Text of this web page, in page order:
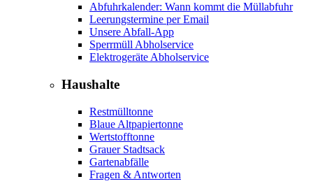
Abfuhrkalender: Wann kommt die Müllabfuhr
Leerungstermine per Email
Unsere Abfall-App
Sperrmüll Abholservice
Elektrogeräte Abholservice
Haushalte
Restmülltonne
Blaue Altpapiertonne
Wertstofftonne
Grauer Stadtsack
Gartenabfälle
Fragen & Antworten